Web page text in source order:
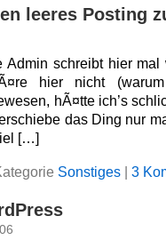
leeres Posting
schreibt hier
hier nicht
hÃ¤tte ich’s
das Ding nur
[…]
Sonstiges| 3